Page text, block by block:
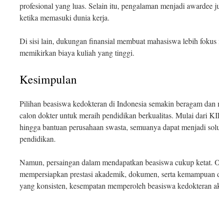
profesional yang luas. Selain itu, pengalaman menjadi awardee
ketika memasuki dunia kerja.
Di sisi lain, dukungan finansial membuat mahasiswa lebih
memikirkan biaya kuliah yang tinggi.
Kesimpulan
Pilihan beasiswa kedokteran di Indonesia semakin beragam
calon dokter untuk meraih pendidikan berkualitas. Mulai dari
hingga bantuan perusahaan swasta, semuanya dapat menjadi
pendidikan.
Namun, persaingan dalam mendapatkan beasiswa cukup ketat.
mempersiapkan prestasi akademik, dokumen, serta
yang konsisten, kesempatan memperoleh beasiswa kedokteran